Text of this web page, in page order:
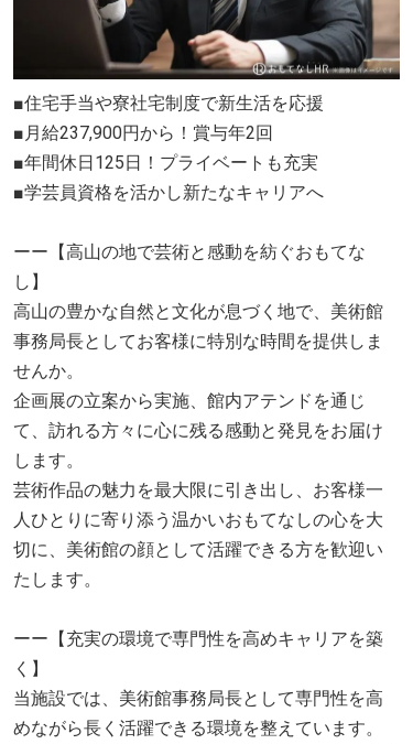
■住宅手当や寮社宅制度で新生活を応援
■月給237,900円から！賞与年2回
■年間休日125日！プライベートも充実
■学芸員資格を活かし新たなキャリアへ
ーー【高山の地で芸術と感動を紡ぐおもてな
し】
高山の豊かな自然と文化が息づく地で、美術館
事務局長としてお客様に特別な時間を提供しま
せんか。
企画展の立案から実施、館内アテンドを通じ
て、訪れる方々に心に残る感動と発見をお届け
します。
芸術作品の魅力を最大限に引き出し、お客様一
人ひとりに寄り添う温かいおもてなしの心を大
切に、美術館の顔として活躍できる方を歓迎い
たします。
ーー【充実の環境で専門性を高めキャリアを築
く】
当施設では、美術館事務局長として専門性を高
めながら長く活躍できる環境を整えています。